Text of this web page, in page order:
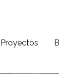
Proyectos